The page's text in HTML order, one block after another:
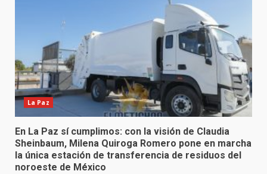
La Paz
En La Paz sí cumplimos: con la visión de Claudia
Sheinbaum, Milena Quiroga Romero pone en marcha
la única estación de transferencia de residuos del
noroeste de México